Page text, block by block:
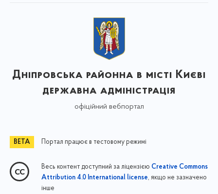
Дніпровська районна в місті Києві
державна адміністрація
офіційний вебпортал
Портал працює в тестовому режимі
Весь контент доступний за ліцензією Creative Commons
Attribution 4.0 International license, якщо не зазначено
інше